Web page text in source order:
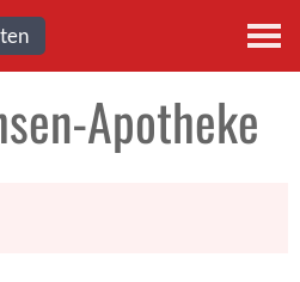
Apotheke